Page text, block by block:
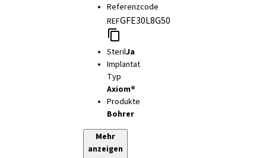
Referenzcode
REFGFE30L8G50
SterilJa
Implantat
Typ
Axiom®
Produkte
Bohrer
Mehr
anzeigen